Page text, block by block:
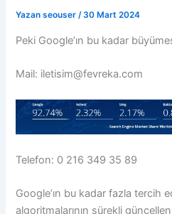
Yazan seouser/30 Mart 2024
Peki Google’ın bu kadar
Mail: iletisim@fevreka.com
Telefon: 0 216 349 35 89
Google’ın bu kadar fazla tercih
algoritmalarının sürekli